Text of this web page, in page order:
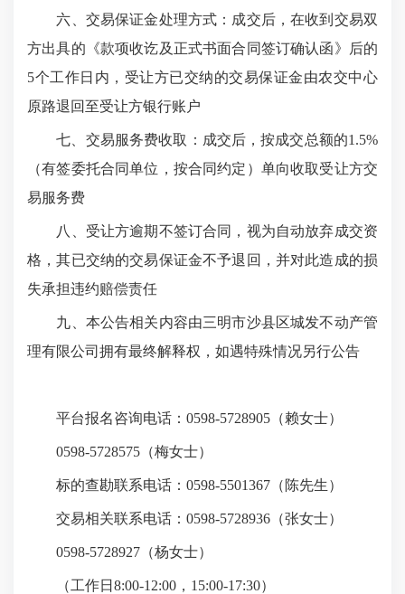
六、交易保证金处理方式：成交后，在收到交易双
方出具的《款项收讫及正式书面合同签订确认函》后的
5个工作日内，受让方已交纳的交易保证金由农交中心
原路退回至受让方银行账户
七、交易服务费收取：成交后，按成交总额的1.5%
（有签委托合同单位，按合同约定）单向收取受让方交
易服务费
八、受让方逾期不签订合同，视为自动放弃成交资
格，其已交纳的交易保证金不予退回，并对此造成的损
失承担违约赔偿责任
九、本公告相关内容由三明市沙县区城发不动产管
理有限公司拥有最终解释权，如遇特殊情况另行公告
平台报名咨询电话：0598-5728905（赖女士）
0598-5728575（梅女士）
标的查勘联系电话：0598-5501367（陈先生）
交易相关联系电话：0598-5728936（张女士）
0598-5728927（杨女士）
（工作日8:00-12:00，15:00-17:30）